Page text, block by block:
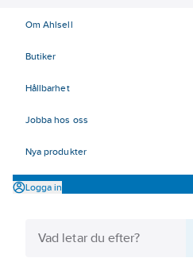
Om Ahlsell
Butiker
Hållbarhet
Jobba hos oss
Nya produkter
Logga in